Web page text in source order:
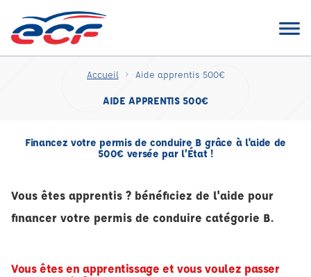
Accueil Aide apprentis 500€
AIDE APPRENTIS 500€
Financez votre permis de conduire B grâce à l'aide de
500€ versée par l’État !
Vous êtes apprentis ? bénéficiez de l'aide pour
financer votre permis de conduire catégorie B.
Vous êtes en apprentissage et vous voulez passer